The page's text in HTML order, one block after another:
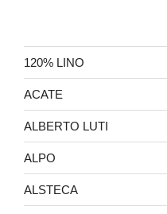
120% LINO
ACATE
ALBERTO LUTI
ALPO
ALSTECA